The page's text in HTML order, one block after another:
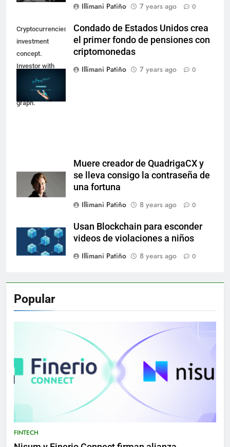
Illimani Patiño
7 years ago 0
Cryptocurrencies
investment
concept.
Investor with
digital tablet and
virtual tradeview
graph.
Condado de Estados Unidos crea
el primer fondo de pensiones con
criptomonedas
Illimani Patiño
7 years ago 0
Muere creador de QuadrigaCX y
se lleva consigo la contraseña de
una fortuna
Illimani Patiño
8 years ago 0
Usan Blockchain para esconder
videos de violaciones a niños
Illimani Patiño
8 years ago 0
Popular
FINTECH